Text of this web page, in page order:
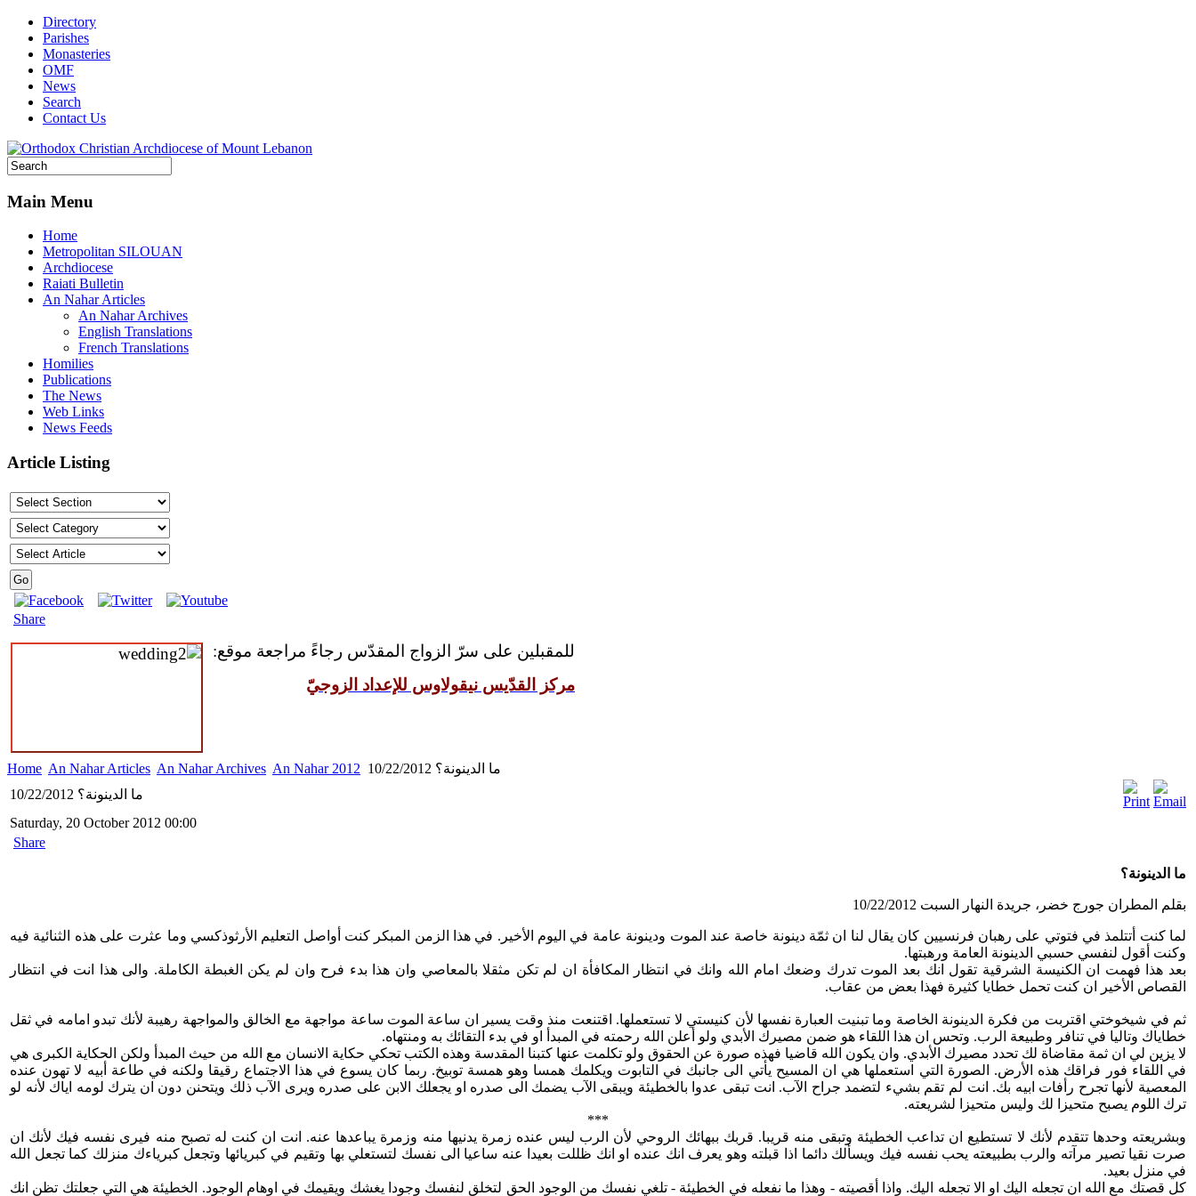
Directory
Parishes
Monasteries
OMF
News
Search
Contact Us
Main Menu
Home
Metropolitan SILOUAN
Archdiocese
Raiati Bulletin
An Nahar Articles
An Nahar Archives
English Translations
French Translations
Homilies
Publications
The News
Web Links
News Feeds
Article Listing
Share
للمقبلين على سرّ الزواج المقدّس رجاءً مراجعة موقع:
مركز القدّيس نيقولاوس للإعداد الزوجيّ
Home An Nahar Articles An Nahar Archives An Nahar 2012
ما الدينونة؟ 10/22/2012
ما الدينونة؟ 10/22/2012
Saturday, 20 October 2012 00:00
Share
ما الدينونة؟
بقلم المطران جورج خضر، جريدة النهار السبت 10/22/2012
لما كنت أتتلمذ في فتوتي على رهبان فرنسيين كان يقال لنا ان ثمّة دينونة خاصة عند الموت ودينونة عامة في اليوم الأخير. في هذا الزمن المبكر كنت أواصل التعليم الأرثوذكسي وما عثرت على هذه الثنائية فيه
وكنت أقول لنفسي حسبي الدينونة العامة ورهبتها.
بعد هذا فهمت ان الكنيسة الشرقية تقول انك بعد الموت تدرك وضعك امام الله وانك في انتظار المكافأة ان لم تكن مثقلا بالمعاصي وان هذا بدء فرح وان لم يكن الغبطة الكاملة. والى هذا انت في انتظار
القصاص الأخير ان كنت تحمل خطايا كثيرة فهذا بعض من عقاب.
ثم في شيخوختي اقتربت من فكرة الدينونة الخاصة وما تبنيت العبارة نفسها لأن كنيستي لا تستعملها. اقتنعت منذ وقت يسير ان ساعة الموت ساعة مواجهة مع الخالق والمواجهة رهيبة لأنك تبدو امامه في ثقل
خطاياك وتاليا في تنافر وطبيعة الرب. وتحس ان هذا اللقاء هو ضمن مصيرك الأبدي ولو أعلن الله رحمته في المبدأ او في بدء التقائك به ومنتهاه.
لا يزين لي ان ثمة مقاضاة لك تحدد مصيرك الأبدي. وان يكون الله قاضيا فهذه صورة عن الحقوق ولو تكلمت عنها كتبنا المقدسة وهذه الكتب تحكي حكاية الانسان مع الله من حيث المبدأ ولكن الحكاية الكبرى هي
في اللقاء فور فراقك هذه الأرض. الصورة التي استعملها هي ان المسيح يأتي الى جانبك في التابوت ويكلمك همسا وهو همسة توبيخ. ربما كان يسوع في هذا الاجتماع رقيقا ولكنه في طاعة أبيه لا تهون عنده
المعصية لأنها تجرح رأفات ابيه بك. انت لم تقم بشيء لتضمد جراح الآب. انت تبقى عدوا بالخطيئة ويبقى الآب يضمك الى صدره او يجعلك الابن على صدره ويرى الآب ذلك ويتحنن دون ان يترك لومه اياك لأنه لو
ترك اللوم يصبح متحيزا لك وليس متحيزا لشريعته.
***
وبشريعته وحدها تتقدم لأنك لا تستطيع ان تداعب الخطيئة وتبقى منه قريبا. قربك ببهائك الروحي لأن الرب ليس عنده زمرة يدنيها منه وزمرة يباعدها عنه. انت ان كنت له تصبح منه فيرى نفسه فيك لأنك ان
صرت نقيا تصير مرآته والرب بطبيعته يحب نفسه فيك ويسألك دائما اذا قبلته وهو يعرف انك عنده او انك ظللت بعيدا عنه ساعيا الى نفسك لتستعلي بها وتقيم في كبريائها وتجعل كبرياءك منزلك كما تجعل الله
في منزل بعيد.
كل قصتك مع الله ان تجعله اليك او الا تجعله اليك. واذا أقصيته - وهذا ما نفعله في الخطيئة - تلغي نفسك من الوجود الحق لتخلق لنفسك وجودا يغشك ويقيمك في اوهام الوجود. الخطيئة هي التي جعلتك تظن انك